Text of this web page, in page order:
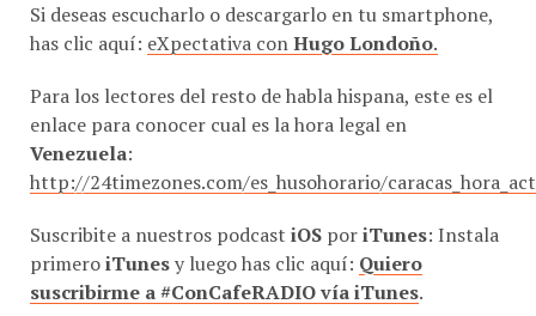
has clic aquí:eXpectativa conHugo Londoño.
enlace para conocer cual es la hora legal en
Venezuela:
http://24timezones.com/es_husohorario/
primeroiTunesy luego has clic aquí:Quiero
suscribirme a #ConCafeRADIO vía iTunes.